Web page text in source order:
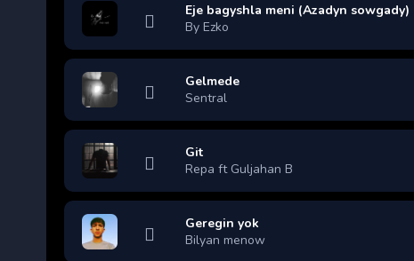
Eje bagyshla meni (Azadyn sowgady)
By Ezko
Gelmede
Sentral
Git
Repa ft Guljahan B
Geregin yok
Bilyan menow